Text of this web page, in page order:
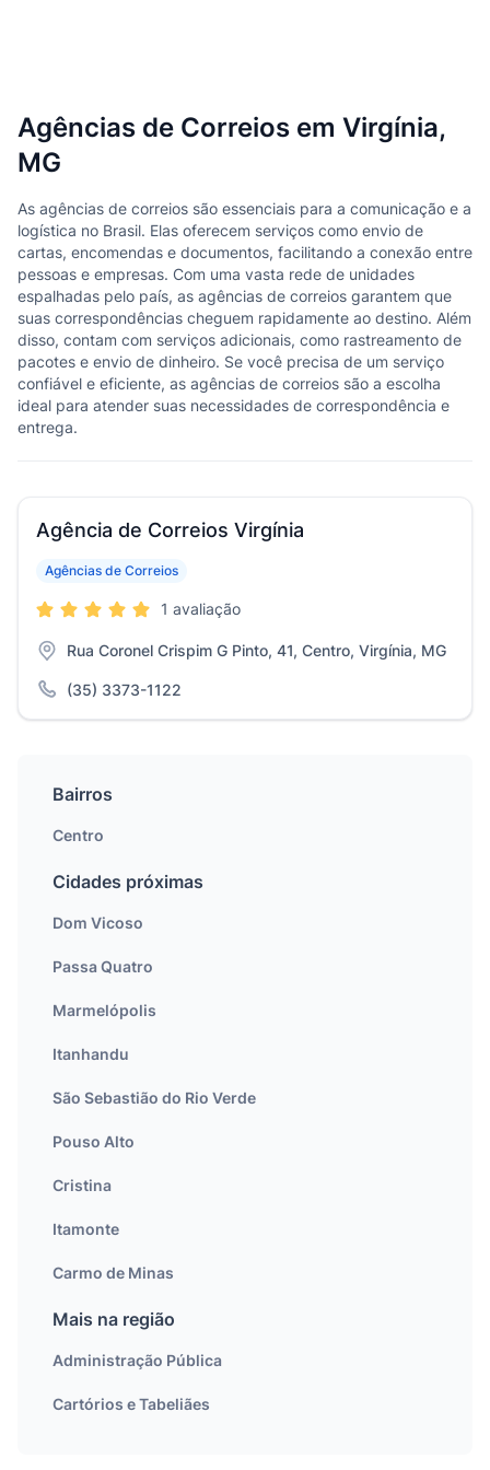
Agências de Correios em Virgínia,
MG
As agências de correios são essenciais para a comunicação e a
logística no Brasil. Elas oferecem serviços como envio de
cartas, encomendas e documentos, facilitando a conexão entre
pessoas e empresas. Com uma vasta rede de unidades
espalhadas pelo país, as agências de correios garantem que
suas correspondências cheguem rapidamente ao destino. Além
disso, contam com serviços adicionais, como rastreamento de
pacotes e envio de dinheiro. Se você precisa de um serviço
confiável e eficiente, as agências de correios são a escolha
ideal para atender suas necessidades de correspondência e
entrega.
Agência de Correios Virgínia
Agências de Correios
1 avaliação
Rua Coronel Crispim G Pinto, 41, Centro, Virgínia, MG
(35) 3373-1122
Bairros
Centro
Cidades próximas
Dom Vicoso
Passa Quatro
Marmelópolis
Itanhandu
São Sebastião do Rio Verde
Pouso Alto
Cristina
Itamonte
Carmo de Minas
Mais na região
Administração Pública
Cartórios e Tabeliães